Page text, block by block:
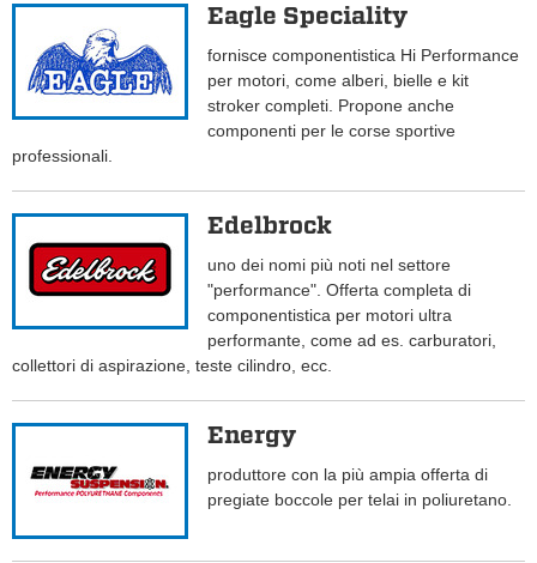
Eagle Speciality
fornisce componentistica Hi Performance
per motori, come alberi, bielle e kit
stroker completi. Propone anche
componenti per le corse sportive
professionali.
Edelbrock
uno dei nomi più noti nel settore
"performance". Offerta completa di
componentistica per motori ultra
performante, come ad es. carburatori,
collettori di aspirazione, teste cilindro, ecc.
Energy
produttore con la più ampia offerta di
pregiate boccole per telai in poliuretano.